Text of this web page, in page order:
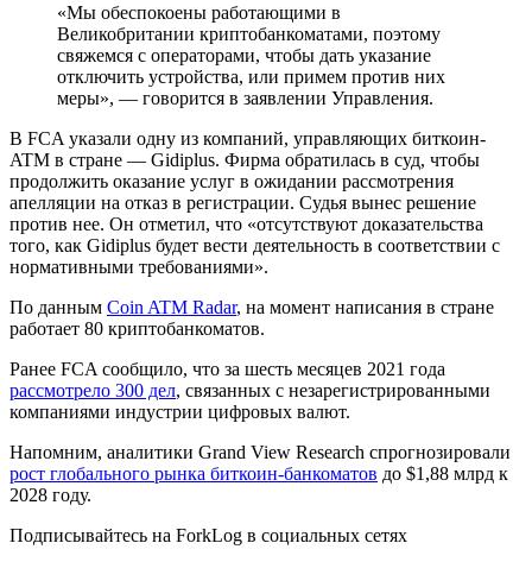
«Мы обеспокоены работающими в
Великобритании криптобанкоматами, поэтому
свяжемся с операторами, чтобы дать указание
отключить устройства, или примем против них
меры», — говорится в заявлении Управления.
В FCA указали одну из компаний, управляющих биткоин-
ATM в стране — Gidiplus. Фирма обратилась в суд, чтобы
продолжить оказание услуг в ожидании рассмотрения
апелляции на отказ в регистрации. Судья вынес решение
против нее. Он отметил, что «отсутствуют доказательства
того, как Gidiplus будет вести деятельность в соответствии с
нормативными требованиями».
По данным Coin ATM Radar, на момент написания в стране
работает 80 криптобанкоматов.
Ранее FCA сообщило, что за шесть месяцев 2021 года
рассмотрело 300 дел, связанных с незарегистрированными
компаниями индустрии цифровых валют.
Напомним, аналитики Grand View Research спрогнозировали
рост глобального рынка биткоин-банкоматов до $1,88 млрд к
2028 году.
Подписывайтесь на ForkLog в социальных сетях